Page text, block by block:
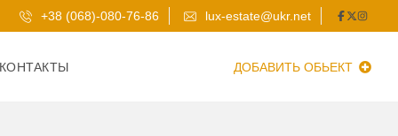
+38 (068)-080-76-86 lux-estate@ukr.net
ДОБАВИТЬ ОБЬЕКТ